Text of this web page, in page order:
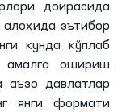
доирасида
эътибор
кунда кўплаб
амалга ошириш
аъзо давлатлар
янги формати